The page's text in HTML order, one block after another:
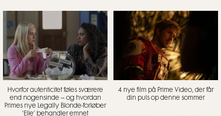
Hvorfor autenticitet føles sværere
end nogensinde – og hvordan
Primes nye Legally Blonde-forløber
‘Elle’ behandler emnet
4 nye film på Prime Video, der får
din puls op denne sommer